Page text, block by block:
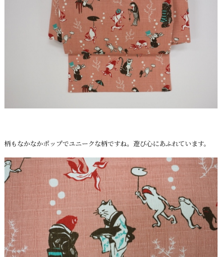
柄もなかなかポップでユニークな柄ですね。遊び心にあふれています。